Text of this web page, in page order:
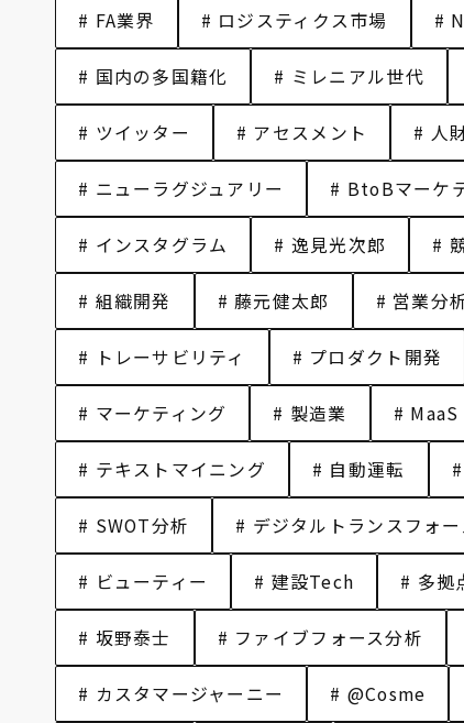
# FA業界 # ロジスティクス市場 #
# 国内の多国籍化 # ミレニアル世代
# ツイッター # アセスメント # 人
# ニューラグジュアリー # BtoBマーケ
# インスタグラム # 逸見光次郎 #
# 組織開発 # 藤元健太郎 # 営業分
# トレーサビリティ # プロダクト開発
# マーケティング # 製造業 # MaaS
# テキストマイニング # 自動運転
# SWOT分析 # デジタルトランスフォ
# ビューティー # 建設Tech # 多拠
# 坂野泰士 # ファイブフォース分析
# カスタマージャーニー # @Cosme